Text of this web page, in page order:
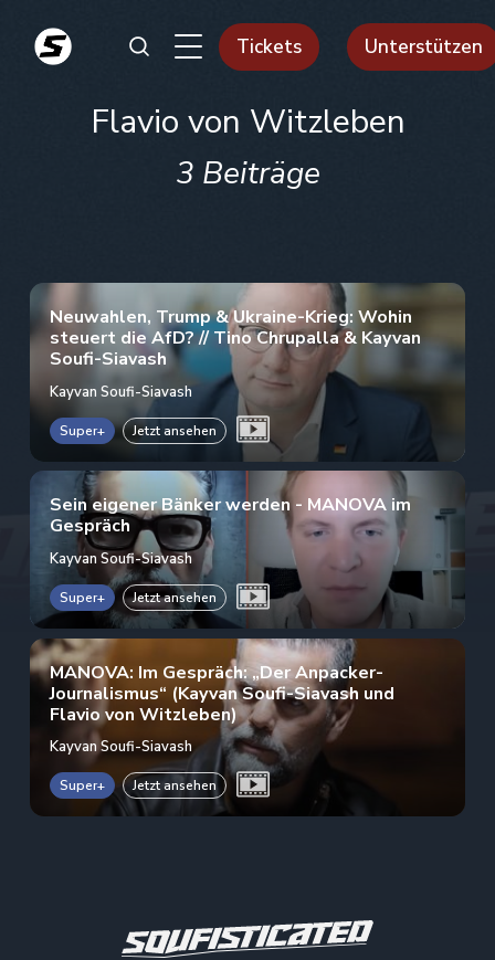
Tickets Unterstützen
Flavio von Witzleben
3 Beiträge
Neuwahlen, Trump & Ukraine-Krieg: Wohin
steuert die AfD? // Tino Chrupalla & Kayvan
Soufi-Siavash
Kayvan Soufi-Siavash
Super+ Jetzt ansehen
Sein eigener Bänker werden - MANOVA im
Gespräch
Kayvan Soufi-Siavash
Super+ Jetzt ansehen
MANOVA: Im Gespräch: „Der Anpacker-
Journalismus“ (Kayvan Soufi-Siavash und
Flavio von Witzleben)
Kayvan Soufi-Siavash
Super+ Jetzt ansehen